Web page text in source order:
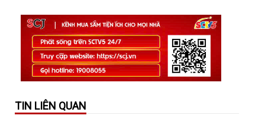
TIN LIÊN QUAN